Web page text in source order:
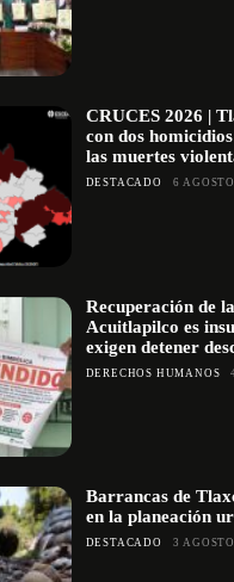
CRUCES 2026 |
con dos
las muertes
DESTACADO 6
Recuperación de
Acuitlapilco es
exigen detener
DERECHOS HUMANOS
Barrancas de
en la planeación
DESTACADO 3